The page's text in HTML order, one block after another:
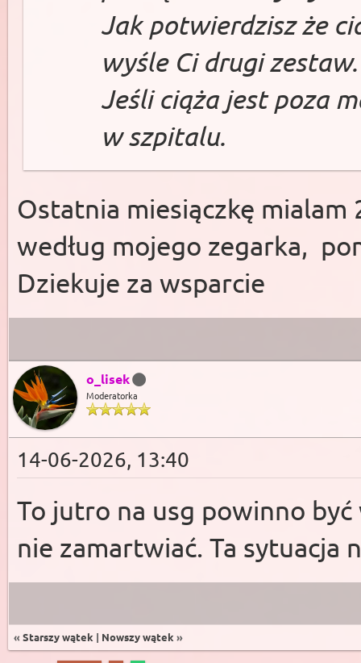
Jak potwierdzisz że
wyśle Ci drugi
Jeśli ciąża jest poza
w szpitalu.
Ostatnia miesiączkę mialam
według mojego zegarka,
Dziekuje za wsparcie
o_lisek
Moderatorka
14-06-2026, 13:40
To jutro na usg powinno być
nie zamartwiać. Ta sytuacja
« Starszy wątek | Nowszy wątek »